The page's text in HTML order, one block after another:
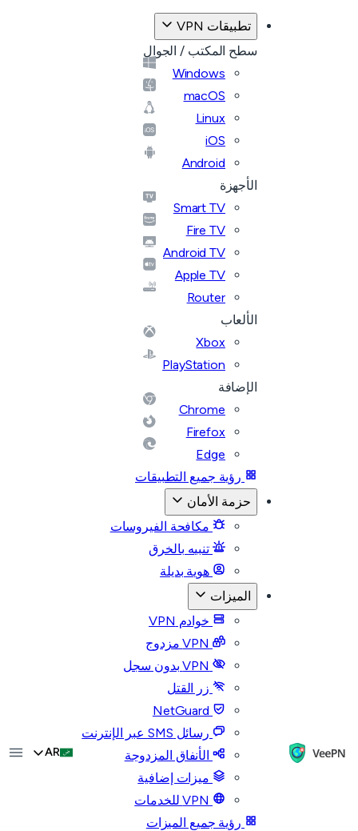
تطبيقات VPN
سطح المكتب / الجوال
Windows
macOS
Linux
iOS
Android
الأجهزة
Smart TV
Fire TV
Android TV
Apple TV
Router
الألعاب
Xbox
PlayStation
الإضافة
Chrome
Firefox
Edge
رؤية جميع التطبيقات
حزمة الأمان
مكافحة الفيروسات
تنبيه بالخرق
هوية بديلة
الميزات
خوادم VPN
VPN مزدوج
VPN بدون سجل
زر القتل
NetGuard
رسائل SMS عبر الإنترنت
الأنفاق المزدوجة
ميزات إضافية
VPN للخدمات
رؤية جميع الميزات
AR